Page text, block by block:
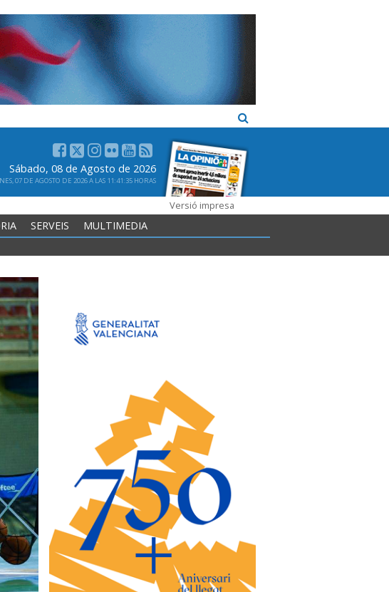
Sábado, 08 de Agosto de 2026
07 DE AGOSTO DE 2026 A LAS 11:41:35 HORAS
Versió impresa
SERVEIS MULTIMEDIA